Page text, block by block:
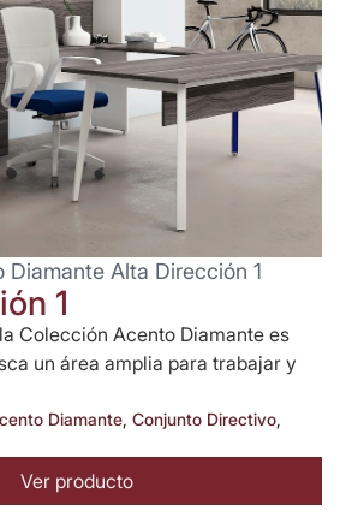
Diamante Alta Dirección 1
1
Colección Acento Diamante es
un área amplia para trabajar y
Diamante, Conjunto Directivo,
Ver producto